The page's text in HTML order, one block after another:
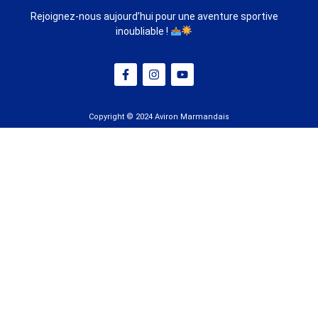
Rejoignez-nous aujourd’hui pour une aventure sportive
inoubliable !
Copyright © 2024 Aviron Marmandais